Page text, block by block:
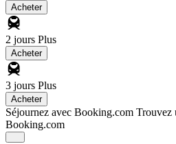
Acheter
2 jours Plus
Acheter
3 jours Plus
Acheter
Séjournez avec Booking.com Trouvez
Booking.com